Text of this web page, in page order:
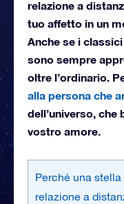
relazione a
tuo affetto in un
Anche se i
sono sempre
oltre l’ordinario.
alla persona che
dell’universo,
vostro amore.
Perché una
relazione a